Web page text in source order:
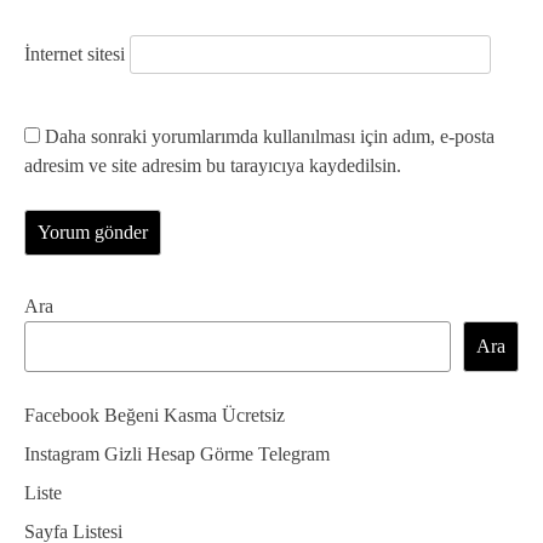
İnternet sitesi
Daha sonraki yorumlarımda kullanılması için adım, e-posta
adresim ve site adresim bu tarayıcıya kaydedilsin.
Ara
Ara
Facebook Beğeni Kasma Ücretsiz
Instagram Gizli Hesap Görme Telegram
Liste
Sayfa Listesi